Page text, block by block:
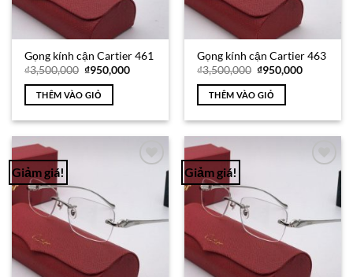
Gọng kính cận Cartier 461
₫3,500,000 Giá
là:
₫3,500,000.
₫950,000Giá
THÊM VÀO GIỎ
Gọng kính cận Cartier 463
₫3,500,000 Giá
là:
₫3,500,000.
₫950,000Giá
THÊM VÀO GIỎ
Giảm giá! Giảm giá!